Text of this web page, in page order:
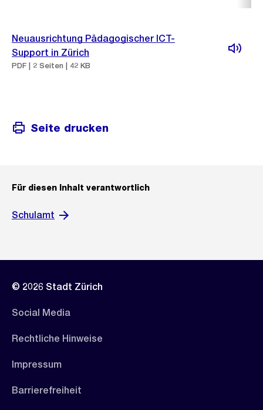
Neuausrichtung Pädagogischer ICT-
Support in Zürich
PDF | 2 Seiten | 42 KB
Seite drucken
Für diesen Inhalt verantwortlich
Schulamt
© 2026 Stadt Zürich
Social Media
Rechtliche Hinweise
Impressum
Barrierefreiheit